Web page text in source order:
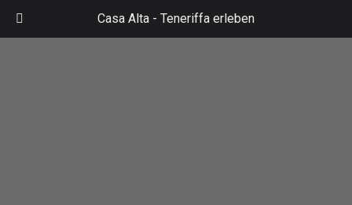
Casa Alta - Teneriffa erleben